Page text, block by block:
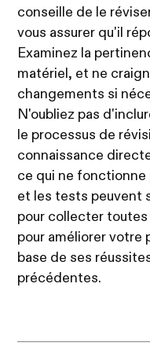
conseille de le
vous assurer qu'il
Examinez la
matériel, et ne
changements si
N'oubliez pas
le processus de
connaissance
ce qui ne fonctionne
et les tests peuvent
pour collecter
pour améliorer votre
base de ses
précédentes.